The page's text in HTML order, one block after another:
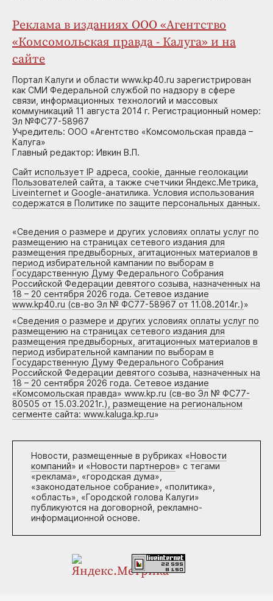
Реклама в изданиях ООО «Агентство
«Комсомольская правда - Калуга» и на
сайте
Портал Калуги и области www.kp40.ru зарегистрирован
как СМИ Федеральной службой по надзору в сфере
связи, информационных технологий и массовых
коммуникаций 11 августа 2014 г. Регистрационный номер:
Эл №ФС77-58967
Учредитель: ООО «Агентство «Комсомольская правда –
Калуга»
Главный редактор: Ивкин В.П.
Сайт использует IP адреса, cookie, данные геолокации
Пользователей сайта, а также счетчики Яндекс.Метрика,
Liveinternet и Google-анатилика. Условия использования
содержатся в Политике по защите персональных данных.
«Сведения о размере и других условиях оплаты услуг по
размещению на страницах сетевого издания для
размещения предвыборных, агитационных материалов в
период избирательной кампании по выборам в
Государственную Думу Федерального Собрания
Российской Федерации девятого созыва, назначенных на
18 – 20 сентября 2026 года. Сетевое издание
www.kp40.ru (св-во Эл № ФС77-58967 от 11.08.2014г.)»
«Сведения о размере и других условиях оплаты услуг по
размещению на страницах сетевого издания для
размещения предвыборных, агитационных материалов в
период избирательной кампании по выборам в
Государственную Думу Федерального Собрания
Российской Федерации девятого созыва, назначенных на
18 – 20 сентября 2026 года. Сетевое издание
«Комсомольская правда» www.kp.ru (св-во Эл № ФС77-
80505 от 15.03.2021г.), размещение на региональном
сегменте сайта: www.kaluga.kp.ru»
Новости, размещенные в рубриках «Новости
компаний» и «Новости партнеров» с тегами
«реклама», «городская дума»,
«законодательное собрание», «политика»,
«область», «Городской голова Калуги»
публикуются на договорной, рекламно-
информационной основе.